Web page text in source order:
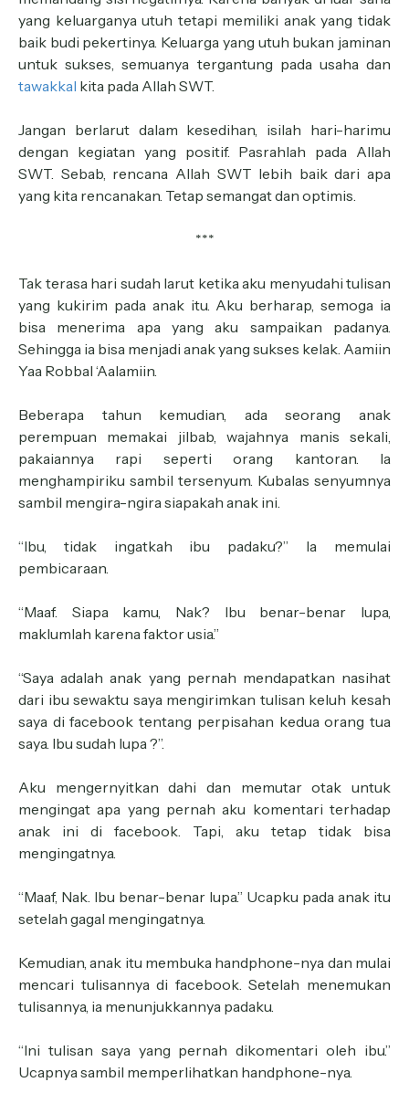
yang keluarganya utuh tetapi memiliki anak yang tidak
baik budi pekertinya. Keluarga yang utuh bukan jaminan
untuk sukses, semuanya tergantung pada usaha dan
tawakkal kita pada Allah SWT.
Jangan berlarut dalam kesedihan, isilah hari-harimu
dengan kegiatan yang positif. Pasrahlah pada Allah
SWT. Sebab, rencana Allah SWT lebih baik dari apa
yang kita rencanakan. Tetap semangat dan optimis.
***
Tak terasa hari sudah larut ketika aku menyudahi tulisan
yang kukirim pada anak itu. Aku berharap, semoga ia
bisa menerima apa yang aku sampaikan padanya.
Sehingga ia bisa menjadi anak yang sukses kelak. Aamiin
Yaa Robbal ‘Aalamiin.
Beberapa tahun kemudian, ada seorang anak
perempuan memakai jilbab, wajahnya manis sekali,
pakaiannya rapi seperti orang kantoran. Ia
menghampiriku sambil tersenyum. Kubalas senyumnya
sambil mengira-ngira siapakah anak ini.
“Ibu, tidak ingatkah ibu padaku?” Ia memulai
pembicaraan.
“Maaf. Siapa kamu, Nak? Ibu benar-benar lupa,
maklumlah karena faktor usia.”
“Saya adalah anak yang pernah mendapatkan nasihat
dari ibu sewaktu saya mengirimkan tulisan keluh kesah
saya di facebook tentang perpisahan kedua orang tua
saya. Ibu sudah lupa ?”.
Aku mengernyitkan dahi dan memutar otak untuk
mengingat apa yang pernah aku komentari terhadap
anak ini di facebook. Tapi, aku tetap tidak bisa
mengingatnya.
“Maaf, Nak. Ibu benar-benar lupa.” Ucapku pada anak itu
setelah gagal mengingatnya.
Kemudian, anak itu membuka handphone-nya dan mulai
mencari tulisannya di facebook. Setelah menemukan
tulisannya, ia menunjukkannya padaku.
“Ini tulisan saya yang pernah dikomentari oleh ibu.”
Ucapnya sambil memperlihatkan handphone-nya.